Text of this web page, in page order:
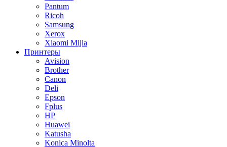
Pantum
Ricoh
Samsung
Xerox
Xiaomi Mijia
Принтеры
Avision
Brother
Canon
Deli
Epson
Fplus
HP
Huawei
Katusha
Konica Minolta